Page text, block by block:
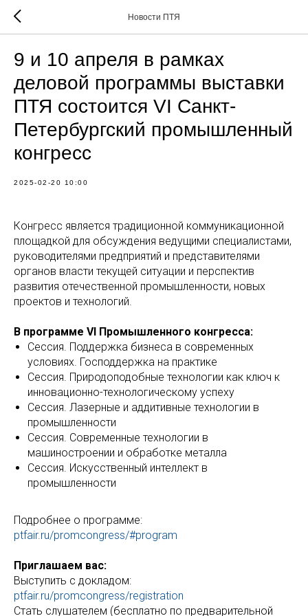
Новости ПТЯ
9 и 10 апреля в рамках
деловой программы выставки
ПТЯ состоится VI Санкт-
Петербургский промышленный
конгресс
2025-02-20 10:00
Конгресс является традиционной коммуникационной
площадкой для обсуждения ведущими специалистами,
руководителями предприятий и представителями
органов власти текущей ситуации и перспектив
развития отечественной промышленности, новых
проектов и технологий.
В программе VI Промышленного конгресса:
Сессия. Поддержка бизнеса в современных
условиях. Господдержка на практике
Сессия. Природоподобные технологии как ключ к
инновационно-технологическому успеху
Сессия. Лазерные и аддитивные технологии в
промышленности
Сессия. Современные технологии в
машиностроении и обработке металла
Сессия. Искусственный интеллект в
промышленности
Подробнее о программе:
ptfair.ru/promcongress/#program
Приглашаем вас:
Выступить с докладом:
ptfair.ru/promcongress/registration
Стать слушателем (бесплатно по предварительной